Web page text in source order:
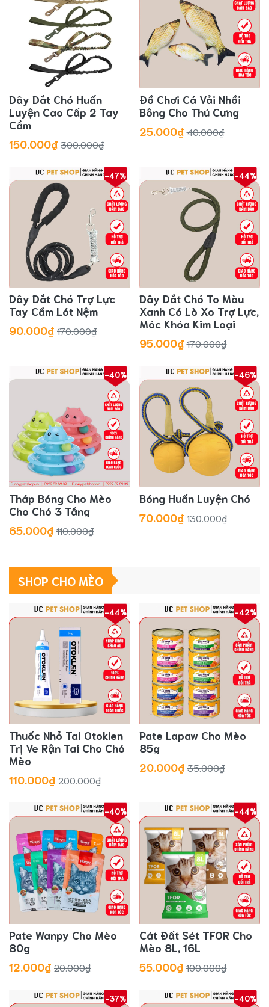
Dây Dắt Chó Huấn
Luyện Cao Cấp 2 Tay
Cầm
150.000₫ 300.000₫
Đồ Chơi Cá Vải Nhồi
Bông Cho Thú Cưng
25.000₫ 40.000₫
-47%
Dây Dắt Chó Trợ Lực
Tay Cầm Lót Nệm
90.000₫ 170.000₫
-44%
Dây Dắt Chó To Màu
Xanh Có Lò Xo Trợ Lực,
Móc Khóa Kim Loại
95.000₫ 170.000₫
-40%
Tháp Bóng Cho Mèo
Cho Chó 3 Tầng
65.000₫ 110.000₫
-46%
Bóng Huấn Luyện Chó
70.000₫ 130.000₫
SHOP CHO MÈO
-44%
Thuốc Nhỏ Tai Otoklen
Trị Ve Rận Tai Cho Chó
Mèo
110.000₫ 200.000₫
-42%
Pate Lapaw Cho Mèo
85g
20.000₫ 35.000₫
-40%
Pate Wanpy Cho Mèo
80g
12.000₫ 20.000₫
-44%
Cát Đất Sét TFOR Cho
Mèo 8L, 16L
55.000₫ 100.000₫
-37% -40%